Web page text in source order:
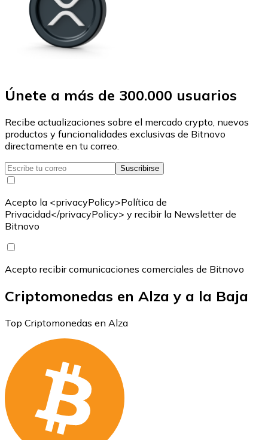
Únete a más de 300.000 usuarios
Recibe actualizaciones sobre el mercado crypto, nuevos
productos y funcionalidades exclusivas de Bitnovo
directamente en tu correo.
Suscribirse
Acepto la <privacyPolicy>Política de
Privacidad</privacyPolicy> y recibir la Newsletter de
Bitnovo
Acepto recibir comunicaciones comerciales de Bitnovo
Criptomonedas en Alza y a la Baja
Top Criptomonedas en Alza